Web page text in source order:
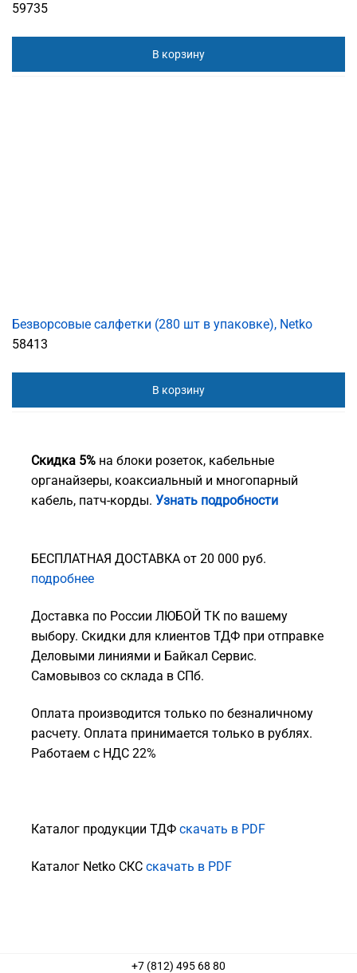
59735
В корзину
Безворсовые салфетки (280 шт в упаковке), Netko
58413
В корзину
Скидка 5% на блоки розеток, кабельные
органайзеры, коаксиальный и многопарный
кабель, патч-корды. Узнать подробности
БЕСПЛАТНАЯ ДОСТАВКА от 20 000 руб.
подробнее
Доставка по России ЛЮБОЙ ТК по вашему
выбору. Скидки для клиентов ТДФ при отправке
Деловыми линиями и Байкал Сервис.
Самовывоз со склада в СПб.
Оплата производится только по безналичному
расчету. Оплата принимается только в рублях.
Работаем с НДС 22%
Каталог продукции ТДФ скачать в PDF
Каталог Netko СКС скачать в PDF
+7 (812) 495 68 80